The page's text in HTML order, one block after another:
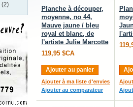
Planche à découper,
moyenne, no 44,
Mauve jaune / bleu
royal et blanc, de
l'artiste Julie Marcotte
119,95 $CA
Ajouter au panier
Ajouter à ma liste d'envies
Ajouter au comparateur
(2)